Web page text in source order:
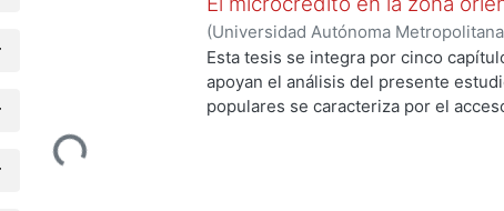
Loading...
(Universidad Autónoma
de Servicios de Información.,2022-
Esta tesis se integra por cinco
apoyan el análisis del presente
populares se caracteriza por el